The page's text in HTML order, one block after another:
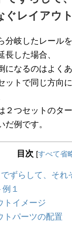
レイアウト
分岐したレール
長した場合、
になるのはよく
ットで同じ方向
２つセットのタ
だ例です。
目次 [すべて省
ずらして、それ
１
イメージ
パーツの配置